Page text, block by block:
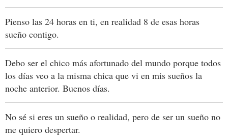
Pienso las 24 horas en ti, en realidad 8 de esas horas
sueño contigo.
Debo ser el chico más afortunado del mundo porque todos
los días veo a la misma chica que vi en mis sueños la
noche anterior. Buenos días.
No sé si eres un sueño o realidad, pero de ser un sueño no
me quiero despertar.